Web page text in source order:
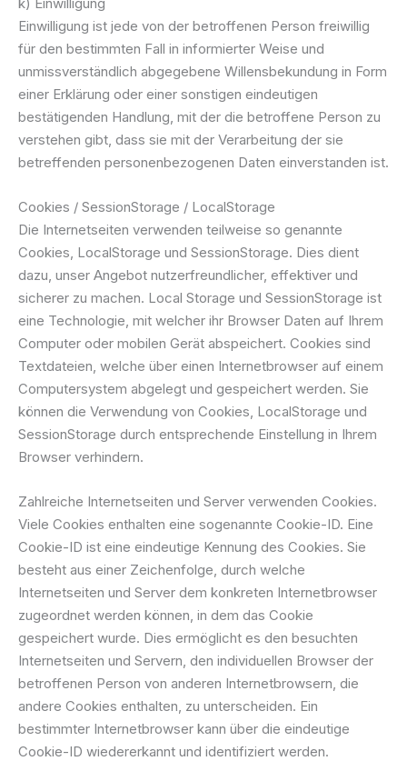
Einwilligung ist jede von der betroffenen Person freiwillig
für den bestimmten Fall in informierter Weise und
unmissverständlich abgegebene Willensbekundung in Form
einer Erklärung oder einer sonstigen eindeutigen
bestätigenden Handlung, mit der die betroffene Person zu
verstehen gibt, dass sie mit der Verarbeitung der sie
betreffenden personenbezogenen Daten einverstanden ist.
Cookies / SessionStorage / LocalStorage
Die Internetseiten verwenden teilweise so genannte
Cookies, LocalStorage und SessionStorage. Dies dient
dazu, unser Angebot nutzerfreundlicher, effektiver und
sicherer zu machen. Local Storage und SessionStorage ist
eine Technologie, mit welcher ihr Browser Daten auf Ihrem
Computer oder mobilen Gerät abspeichert. Cookies sind
Textdateien, welche über einen Internetbrowser auf einem
Computersystem abgelegt und gespeichert werden. Sie
können die Verwendung von Cookies, LocalStorage und
SessionStorage durch entsprechende Einstellung in Ihrem
Browser verhindern.
Zahlreiche Internetseiten und Server verwenden Cookies.
Viele Cookies enthalten eine sogenannte Cookie-ID. Eine
Cookie-ID ist eine eindeutige Kennung des Cookies. Sie
besteht aus einer Zeichenfolge, durch welche
Internetseiten und Server dem konkreten Internetbrowser
zugeordnet werden können, in dem das Cookie
gespeichert wurde. Dies ermöglicht es den besuchten
Internetseiten und Servern, den individuellen Browser der
betroffenen Person von anderen Internetbrowsern, die
andere Cookies enthalten, zu unterscheiden. Ein
bestimmter Internetbrowser kann über die eindeutige
Cookie-ID wiedererkannt und identifiziert werden.